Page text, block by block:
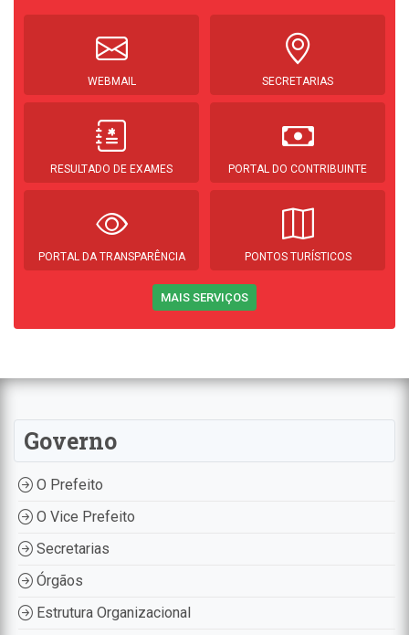
WEBMAIL SECRETARIAS
RESULTADO DE EXAMES PORTAL DO CONTRIBUINTE
PORTAL DA TRANSPARÊNCIA PONTOS TURÍSTICOS
MAIS SERVIÇOS
Governo
O Prefeito
O Vice Prefeito
Secretarias
Órgãos
Estrutura Organizacional